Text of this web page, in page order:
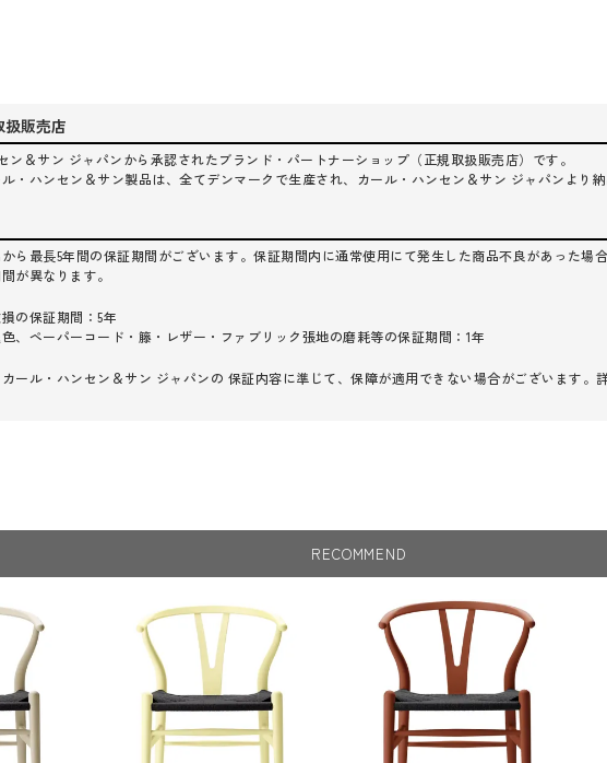
扱販売店
＆サン ジャパンから承認されたブランド・パートナーショップ（正規取扱販売店）です。
・ハンセン＆サン製品は、全てデンマークで生産され、カール・ハンセン＆サン ジャパンより
ら最長5年間の保証期間がございます。保証期間内に通常使用にて発生した商品不良があった場
が異なります。
の保証期間：5年
、ペーパーコード・籐・レザー・ファブリック張地の磨耗等の保証期間：1年
ール・ハンセン＆サン ジャパンの 保証内容に準じて、保障が適用できない場合がございます。
RECOMMEND